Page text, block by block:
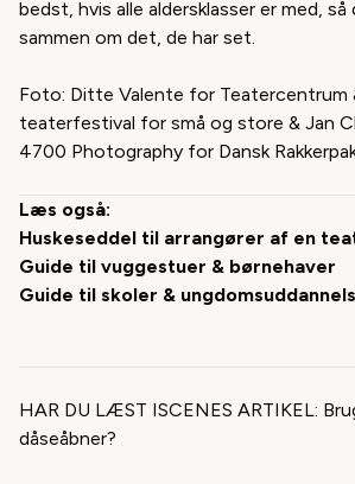
bedst, hvis alle aldersklasser er med, så
sammen om det, de har set.
Foto: Ditte Valente for Teatercentrum
teaterfestival for små og store & Jan
4700 Photography for Dansk
Læs også:
Huskeseddel til arrangører af en
Guide til vuggestuer & børnehaver
Guide til skoler &
HAR DU LÆST ISCENES ARTIKEL:
dåseåbner?